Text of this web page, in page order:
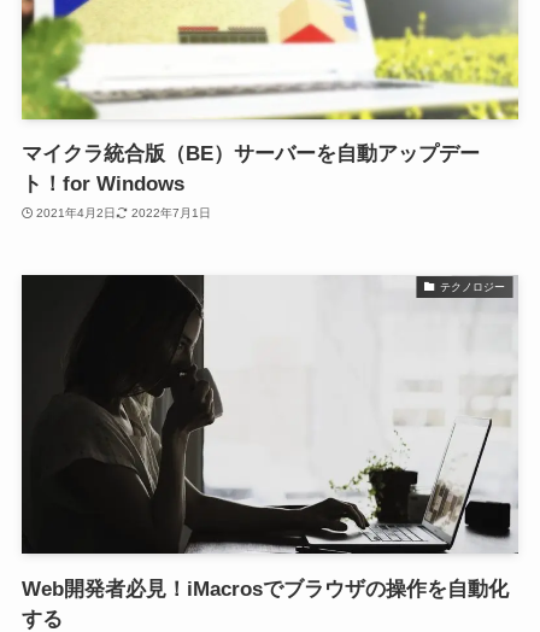
マイクラ統合版（BE）サーバーを自動アップデー
ト！for Windows
2021年4月2日 2022年7月1日
テクノロジー
Web開発者必見！iMacrosでブラウザの操作を自動化
する